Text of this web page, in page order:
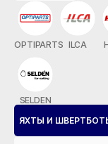
OPTIPARTS ILCA
SELDEN
ЯХТЫ И